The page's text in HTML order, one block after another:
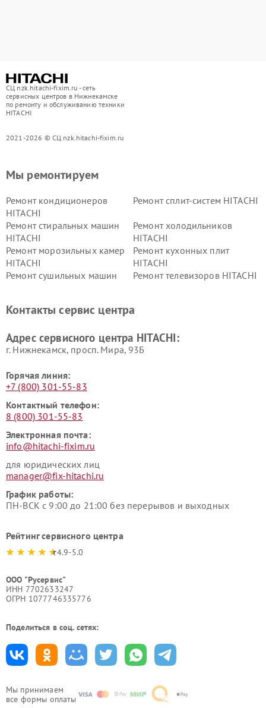
СЦ nzk.hitachi-fixim.ru - сеть
сервисных центров в Нижнекамске
по ремонту и обслуживанию техники
HITACHI
2021-2026 © СЦ nzk.hitachi-fixim.ru
Мы принимаем
все формы оплаты
Мы ремонтируем
Ремонт кондиционеров
HITACHI
Ремонт сплит-систем HITACHI
Ремонт стиральных машин
HITACHI
Ремонт холодильников
HITACHI
Ремонт морозильных камер
HITACHI
Ремонт кухонных плит
HITACHI
Ремонт сушильных машин
Ремонт телевизоров HITACHI
данных HITACHI
HITACHI
HITACHI
HITACHI
Контакты сервис центра
Адрес сервисного центра HITACHI:
г. Нижнекамск, просп. Мира, 93Б
Горячая линия:
+7 (800) 301-55-83
Контактный телефон:
8 (800) 301-55-83
Электронная почта:
info@hitachi-fixim.ru
для юридических лиц
manager@fix-hitachi.ru
График работы:
ПН-ВСК с 9:00 до 21:00 без перерывов и выходных
Рейтинг сервисного центра
4.9-5.0
ООО "Русервис"
ИНН 7702633247
ОГРН 1077746335776
Поделиться в соц. сетях: